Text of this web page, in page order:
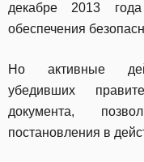
декабре 2013
обеспечения
Но активные
убедивших
документа,
постановления в